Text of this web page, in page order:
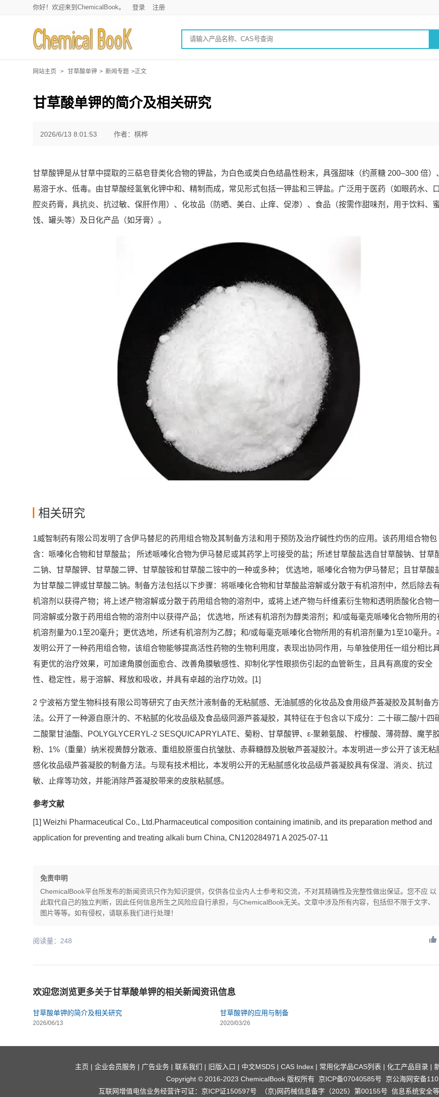
你好！欢迎来到ChemicalBook。 登录 注册
网站主页 > 甘草酸单钾 > 新闻专题 >正文
甘草酸单钾的简介及相关研究
2026/6/13 8:01:53 作者：棋桦
甘草酸钾是从甘草中提取的三萜皂苷类化合物的钾盐，为白色或类白色结晶性粉末，具强甜味（约蔗糖 200–300 倍）
易溶于水、低毒。‌‌由甘草酸经氢氧化钾中和、精制而成，常见形式包括一钾盐和三钾盐。广泛用于‌医药‌（如眼药水、口
腔炎药膏，具抗炎、抗过敏、保肝作用）、‌化妆品‌（防晒、美白、止痒、促渗）、‌食品‌（按需作甜味剂，用于饮料、
饯、罐头等）及‌日化产品‌（如牙膏）。
相关研究
1威智制药有限公司发明了含伊马替尼的药用组合物及其制备方法和用于预防及治疗碱性灼伤的应用。该药用组合物包
含：哌嗪化合物和甘草酸盐； 所述哌嗪化合物为伊马替尼或其药学上可接受的盐；所述甘草酸盐选自甘草酸钠、甘草
二钠、甘草酸钾、甘草酸二钾、甘草酸铵和甘草酸二铵中的一种或多种； 优选地，哌嗪化合物为伊马替尼；且甘草酸
为甘草酸二钾或甘草酸二钠。制备方法包括以下步骤：将哌嗪化合物和甘草酸盐溶解或分散于有机溶剂中，然后除去
机溶剂以获得产物；将上述产物溶解或分散于药用组合物的溶剂中，或将上述产物与纤维素衍生物和透明质酸化合物
同溶解或分散于药用组合物的溶剂中以获得产品； 优选地，所述有机溶剂为醇类溶剂；和/或每毫克哌嗪化合物所用的
机溶剂量为0.1至20毫升；更优选地，所述有机溶剂为乙醇；和/或每毫克哌嗪化合物所用的有机溶剂量为1至10毫升。
发明公开了一种药用组合物，该组合物能够提高活性药物的生物利用度，表现出协同作用，与单独使用任一组分相比
有更优的治疗效果，可加速角膜创面愈合、改善角膜敏感性、抑制化学性眼损伤引起的血管新生，且具有高度的安全
性、稳定性，易于溶解、释放和吸收，并具有卓越的治疗功效。[1]
2 宁波裕方堂生物科技有限公司等研究了由天然汁液制备的无粘腻感、无油腻感的化妆品及食用级芦荟凝胶及其制备方
法。公开了一种源自原汁的、不粘腻的化妆品级及食品级同源芦荟凝胶，其特征在于包含以下成分：二十碳二酸/十四
二酸聚甘油酯、POLYGLYCERYL-2 SESQUICAPRYLATE、菊粉、甘草酸钾、ε-聚赖氨酸、 柠檬酸、薄荷醇、魔芋
粉、1%（重量）纳米视黄醇分散液、重组胶原蛋白抗皱肽、赤藓糖醇及脱敏芦荟凝胶汁。本发明进一步公开了该无粘
感化妆品级芦荟凝胶的制备方法。与现有技术相比，本发明公开的无粘腻感化妆品级芦荟凝胶具有保湿、消炎、抗过
敏、止痒等功效，并能消除芦荟凝胶带来的皮肤粘腻感。
参考文献
[1] Weizhi Pharmaceutical Co., Ltd.Pharmaceutical composition containing imatinib, and its preparation method and
application for preventing and treating alkali burn China, CN120284971 A 2025-07-11
免责申明
ChemicalBook平台所发布的新闻资讯只作为知识提供，仅供各位业内人士参考和交流，不对其精确性及完整性做出保证。您不应 以
此取代自己的独立判断，因此任何信息所生之风险应自行承担，与ChemicalBook无关。文章中涉及所有内容，包括但不限于文字、
图片等等。如有侵权，请联系我们进行处理！
阅读量：248
欢迎您浏览更多关于甘草酸单钾的相关新闻资讯信息
甘草酸单钾的简介及相关研究
2026/06/13
甘草酸钾的应用与制备
2020/03/26
主页 | 企业会员服务 | 广告业务 | 联系我们 | 旧版入口 | 中文MSDS | CAS Index | 常用化学品CAS列表 | 化工产品目录 |
Copyright © 2016-2023 ChemicalBook 版权所有 京ICP备07040585号
京公海网安备
互联网增值电信业务经营许可证：京ICP证150597号 （京)网药械信息备字（2025）第00155号 信息系统安全